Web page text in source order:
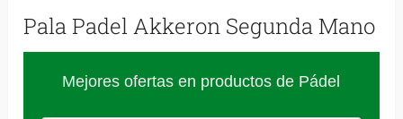
Pala Padel Akkeron Segunda Mano
Mejores ofertas en productos de Pádel